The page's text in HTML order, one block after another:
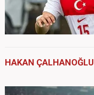
HAKAN ÇALHANOĞLU